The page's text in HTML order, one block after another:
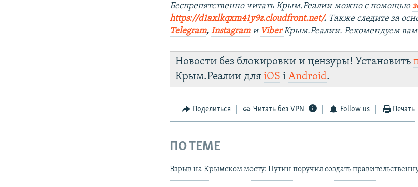
Беспрепятственно читать Крым.Реалии можно с помощью
https://d1axlkqxm41y9z.cloudfront.net/. ​ Также следите за
Telegram, Instagram и ViberКрым.Реалии. Рекомендуем вам
Новости без блокировки и цензуры! Установить
Крым.Реалии дляiOS іAndroid.
Поделиться Читать без VPN Follow us Печать
ПО ТЕМЕ
Взрыв на Крымском мосту: Путин поручил создать